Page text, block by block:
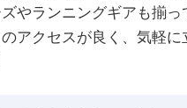
やランニングギアも揃っ
アクセスが良く、気軽に